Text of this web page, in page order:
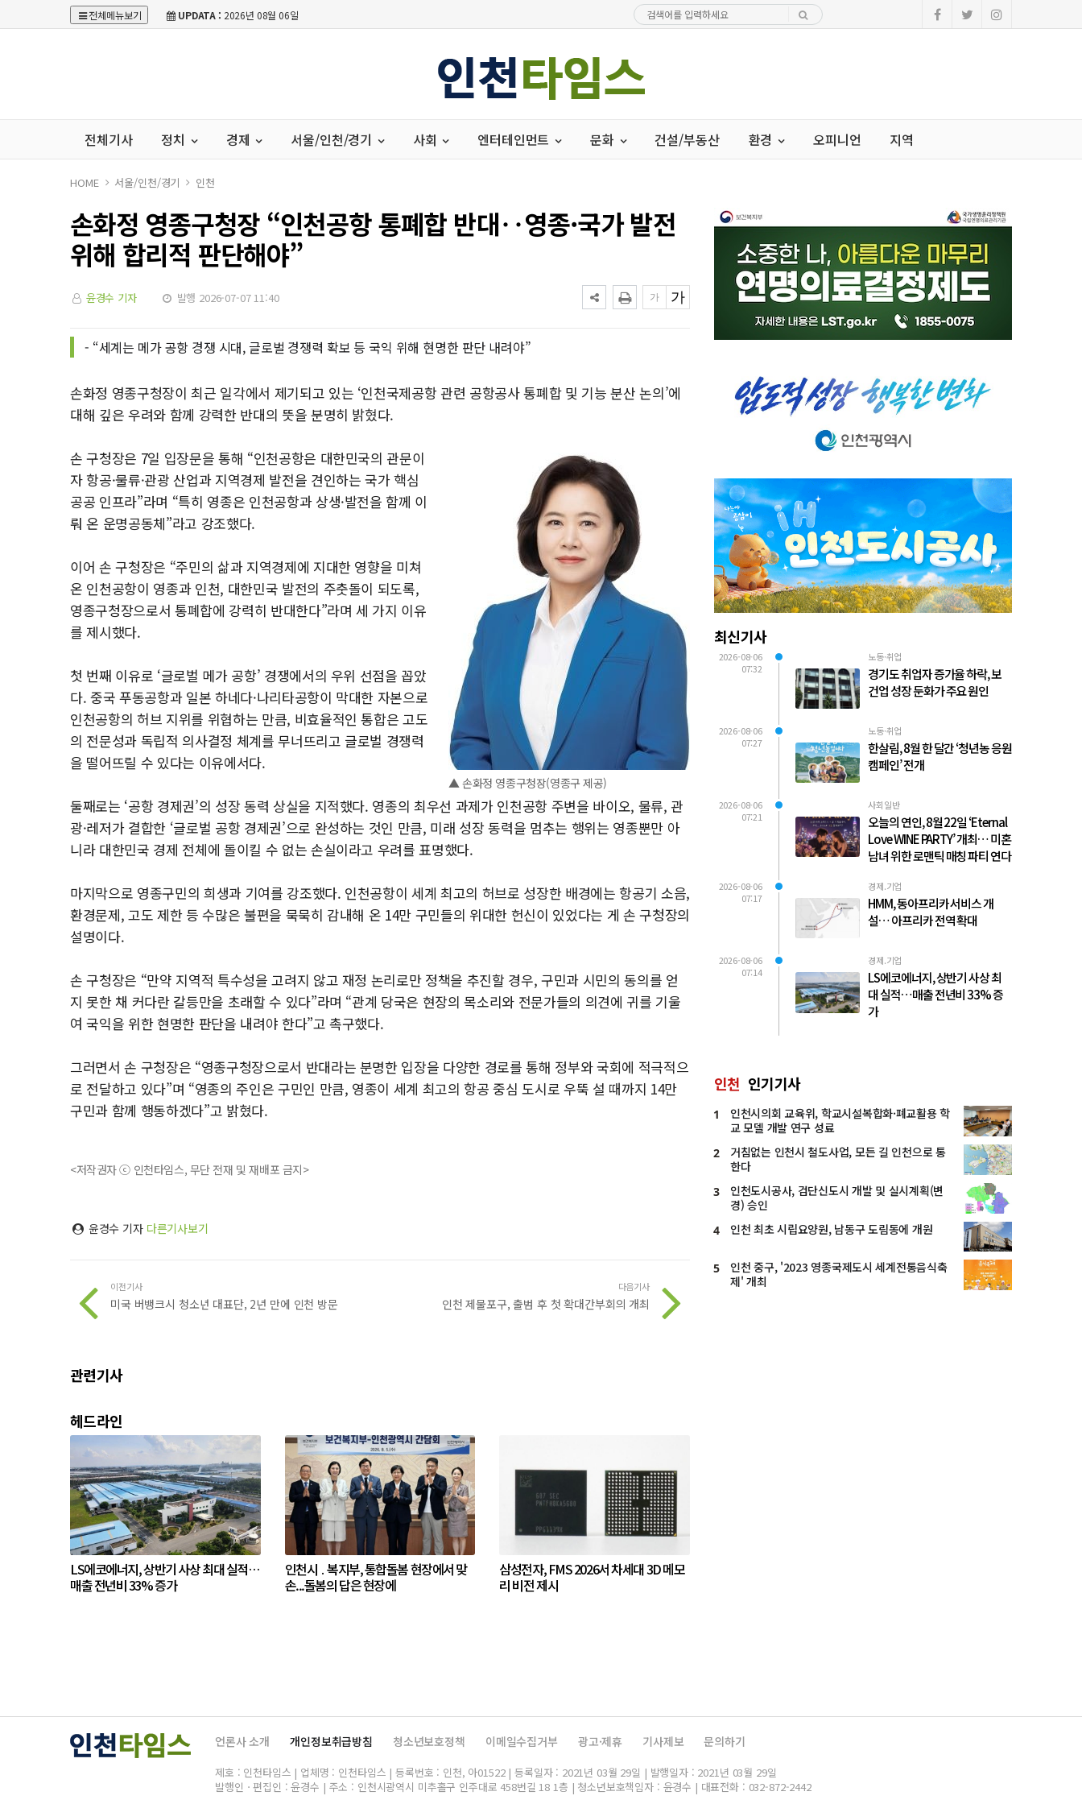
전체메뉴보기 UPDATA : 2026년 08월 06일
전체기사 정치 경제 서울/인천/경기 사회 엔터테인먼트 문화 건설/부동산 환경 오피니언 지역
HOME 서울/인천/경기 인천
손화정 영종구청장 “인천공항 통폐합 반대‥영종·국가 발전
위해 합리적 판단해야”
윤경수 기자 발행 2026-07-07 11:40
- “세계는 메가 공항 경쟁 시대, 글로벌 경쟁력 확보 등 국익 위해 현명한 판단 내려야”
손화정 영종구청장이 최근 일각에서 제기되고 있는 ‘인천국제공항 관련 공항공사 통폐합 및 기능 분산 논의’에
대해 깊은 우려와 함께 강력한 반대의 뜻을 분명히 밝혔다.
▲ 손화정 영종구청장(영종구 제공)
손 구청장은 7일 입장문을 통해 “인천공항은 대한민국의 관문이
자 항공·물류·관광 산업과 지역경제 발전을 견인하는 국가 핵심
공공 인프라”라며 “특히 영종은 인천공항과 상생·발전을 함께 이
뤄 온 운명공동체”라고 강조했다.
이어 손 구청장은 “주민의 삶과 지역경제에 지대한 영향을 미쳐
온 인천공항이 영종과 인천, 대한민국 발전의 주춧돌이 되도록,
영종구청장으로서 통폐합에 강력히 반대한다”라며 세 가지 이유
를 제시했다.
첫 번째 이유로 ‘글로벌 메가 공항’ 경쟁에서의 우위 선점을 꼽았
다. 중국 푸동공항과 일본 하네다·나리타공항이 막대한 자본으로
인천공항의 허브 지위를 위협하는 만큼, 비효율적인 통합은 고도
의 전문성과 독립적 의사결정 체계를 무너뜨리고 글로벌 경쟁력
을 떨어뜨릴 수 있다는 이유에서다.
둘째로는 ‘공항 경제권’의 성장 동력 상실을 지적했다. 영종의 최우선 과제가 인천공항 주변을 바이오, 물류, 관
광·레저가 결합한 ‘글로벌 공항 경제권’으로 완성하는 것인 만큼, 미래 성장 동력을 멈추는 행위는 영종뿐만 아
니라 대한민국 경제 전체에 돌이킬 수 없는 손실이라고 우려를 표명했다.
마지막으로 영종구민의 희생과 기여를 강조했다. 인천공항이 세계 최고의 허브로 성장한 배경에는 항공기 소음,
환경문제, 고도 제한 등 수많은 불편을 묵묵히 감내해 온 14만 구민들의 위대한 헌신이 있었다는 게 손 구청장의
설명이다.
손 구청장은 “만약 지역적 특수성을 고려지 않고 재정 논리로만 정책을 추진할 경우, 구민과 시민의 동의를 얻
지 못한 채 커다란 갈등만을 초래할 수 있다”라며 “관계 당국은 현장의 목소리와 전문가들의 의견에 귀를 기울
여 국익을 위한 현명한 판단을 내려야 한다”고 촉구했다.
그러면서 손 구청장은 “영종구청장으로서 반대라는 분명한 입장을 다양한 경로를 통해 정부와 국회에 적극적으
로 전달하고 있다”며 “영종의 주인은 구민인 만큼, 영종이 세계 최고의 항공 중심 도시로 우뚝 설 때까지 14만
구민과 함께 행동하겠다”고 밝혔다.
<저작권자 ⓒ 인천타임스, 무단 전재 및 재배포 금지>
윤경수 기자 다른기사보기
이전기사
미국 버뱅크시 청소년 대표단, 2년 만에 인천 방문
다음기사
인천 제물포구, 출범 후 첫 확대간부회의 개최
관련기사
헤드라인
LS에코에너지, 상반기 사상 최대 실적…
매출 전년비 33% 증가
인천시 ․ 복지부, 통합돌봄 현장에서 맞
손...돌봄의 답은 현장에
삼성전자, FMS 2026서 차세대 3D 메모
리 비전 제시
최신기사
2026-08-06
07:32
노동·취업
경기도 취업자 증가율 하락, 보
건업 성장 둔화가 주요 원인
2026-08-06
07:27
노동·취업
한살림, 8월 한 달간 ‘청년농 응원
캠페인’ 전개
2026-08-06
07:21
사회일반
오늘의 연인, 8월 22일 ‘Eternal
Love WINE PARTY’ 개최… 미혼
남녀 위한 로맨틱 매칭 파티 연다
2026-08-06
07:17
경제.기업
HMM, 동아프리카 서비스 개
설… 아프리카 전역 확대
2026-08-06
07:14
경제.기업
LS에코에너지, 상반기 사상 최
대 실적…매출 전년비 33% 증
가
인천 인기기사
1
인천시의회 교육위, 학교시설복합화·폐교활용 학
교 모델 개발 연구 성료
2
거침없는 인천시 철도사업, 모든 길 인천으로 통
한다
3
인천도시공사, 검단신도시 개발 및 실시계획(변
경) 승인
4 인천 최초 시립요양원, 남동구 도림동에 개원
5
인천 중구, '2023 영종국제도시 세계전통음식축
제' 개최
언론사 소개 개인정보취급방침 청소년보호정책 이메일수집거부 광고·제휴 기사제보 문의하기
제호 : 인천타임스 | 업체명 : 인천타임스 | 등록번호 : 인천, 아01522 | 등록일자 : 2021년 03월 29일 | 발행일자 : 2021년 03월 29일
발행인ㆍ편집인 : 윤경수 | 주소 : 인천시광역시 미추홀구 인주대로 458번길 18 1층 | 청소년보호책임자 : 윤경수 | 대표전화 : 032-872-2442